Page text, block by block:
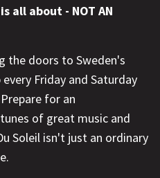
all about - NOT AN
the doors to Sweden's
Friday and Saturday
for an
of great music and
Soleil isn't just an ordinary